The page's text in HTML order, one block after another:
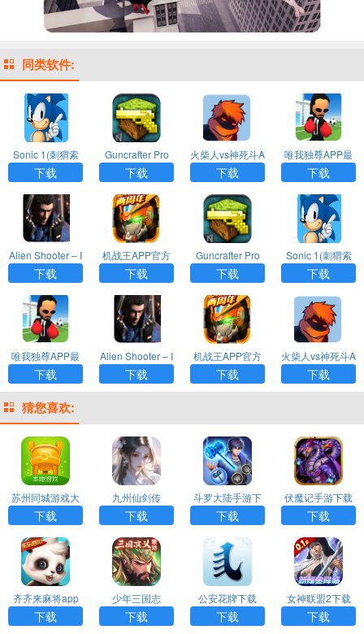
同类软件:
Sonic 1(刺猬索
尼克)APP
下载
Guncrafter Pro
(枪的世界)APP
下载
火柴人vs神死斗A
PP
下载
唯我独尊APP最
新版
下载
Alien Shooter – I
nvasionAPP官方
版
下载
机战王APP官方
版
下载
Guncrafter Pro
(枪的世界)APP
下载
Sonic 1(刺猬索
尼克)APP
下载
唯我独尊APP最
新版
下载
Alien Shooter – I
nvasionAPP官方
版
下载
机战王APP官方
版
下载
火柴人vs神死斗A
PP
下载
猜您喜欢:
苏州同城游戏大
厅APP
下载
九州仙剑传
下载
斗罗大陆手游下
载
下载
伏魔记手游下载
下载
齐齐来麻将app
下载
少年三国志
下载
公安花牌下载
下载
女神联盟2下载
下载